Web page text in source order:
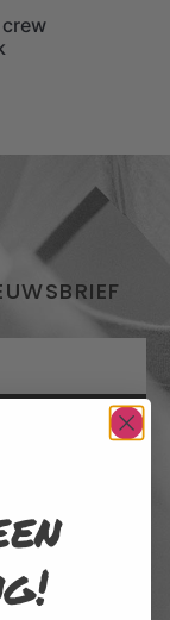
Afmelden
nieuwsbrief of door